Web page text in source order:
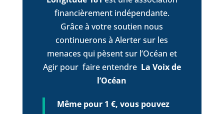
financièrement indépendante.
Grâce à votre soutien nous
continuerons à Alerter sur les
menaces qui pèsent sur l’Océan et
Agir pour faire entendre La Voix de
l’Océan
Même pour 1 €, vous pouvez